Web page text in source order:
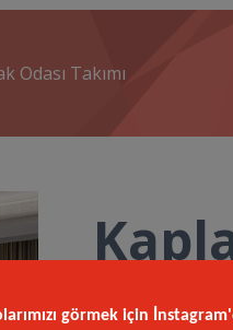
Odası Takımı
görmek için